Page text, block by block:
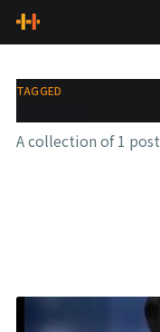
TAGGED
A collection of 1 post